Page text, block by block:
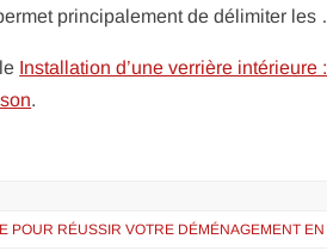
principalement de délimiter les
Installation d’une verrière
.
POUR RÉUSSIR VOTRE DÉMÉNAGEMENT